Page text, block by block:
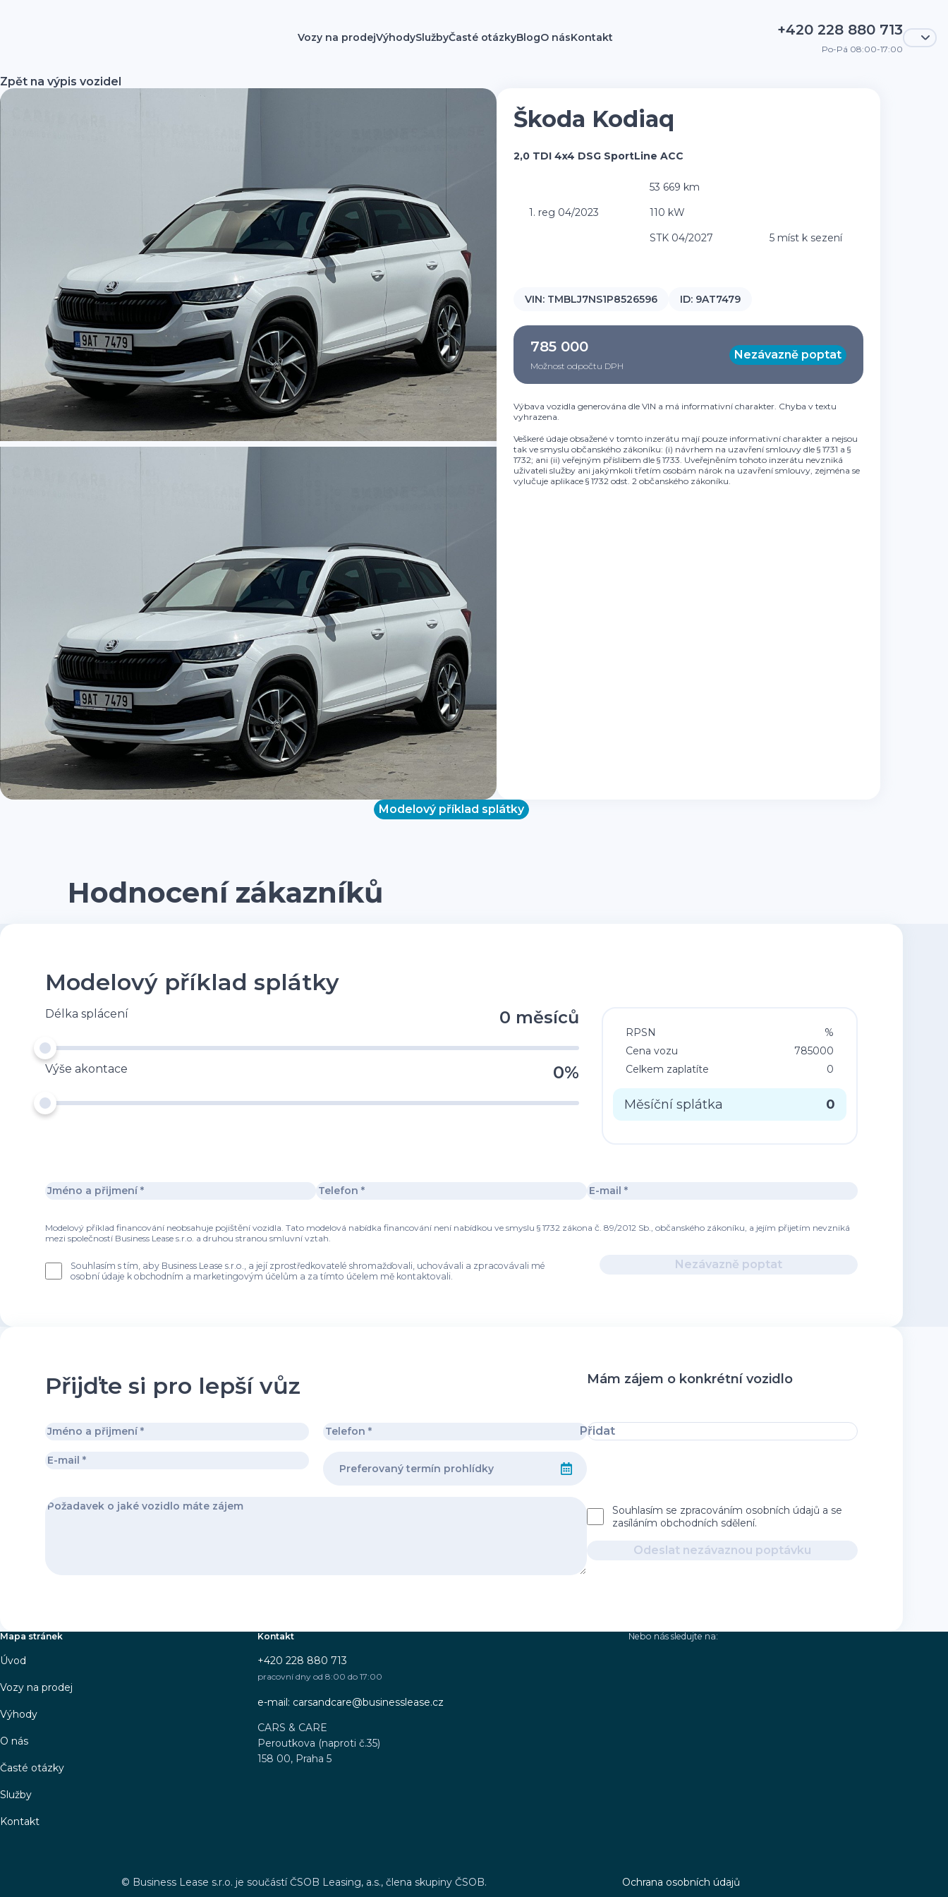
Vozy na prodejVýhodySlužbyČasté otázkyBlogO násKontakt +420 228 880 713
Po-Pá 08:00-17:00
Zpět na výpis vozidel
Škoda Kodiaq
2,0 TDI 4x4 DSG SportLine ACC
53 669 km
1. reg 04/2023
110 kW
STK 04/2027
5 míst k sezení
VIN: TMBLJ7NS1P8526596 ID: 9AT7479
785 000
Možnost odpočtu DPH
Nezávazně poptat
Výbava vozidla generována dle VIN a má informativní charakter. Chyba v textu
vyhrazena.
Veškeré údaje obsažené v tomto inzerátu mají pouze informativní charakter a nejsou
tak ve smyslu občanského zákoníku: (i) návrhem na uzavření smlouvy dle § 1731 a §
1732; ani (ii) veřejným příslibem dle § 1733. Uveřejněním tohoto inzerátu nevzniká
uživateli služby ani jakýmkoli třetím osobám nárok na uzavření smlouvy, zejména se
vylučuje aplikace § 1732 odst. 2 občanského zákoníku.
Modelový příklad splátky
Hodnocení zákazníků
Modelový příklad splátky
Délka splácení 0 měsíců
Výše akontace 0%
RPSN
%
Cena vozu
785000
Celkem zaplatíte
0
Měsíční splátka 0
Modelový příklad financování neobsahuje pojištění vozidla. Tato modelová nabídka financování není nabídkou ve smyslu § 1732 zákona č. 89/2012 Sb., občanského zákoníku, a jejím přijetím nevzniká
mezi společností Business Lease s.r.o. a druhou stranou smluvní vztah.
Souhlasím s tím, aby Business Lease s.r.o., a její zprostředkovatelé shromažďovali, uchovávali a zpracovávali mé
osobní údaje k obchodním a marketingovým účelům a za tímto účelem mě kontaktovali.
Nezávazně poptat
Přijďte si pro lepší vůz Mám zájem o konkrétní vozidlo
Přidat
Souhlasím se zpracováním osobních údajů a se
zasíláním obchodních sdělení.
Odeslat nezávaznou poptávku
Mapa stránek
Úvod
Vozy na prodej
Výhody
O nás
Časté otázky
Služby
Kontakt
Kontakt
+420 228 880 713
pracovní dny od 8:00 do 17:00
e-mail: carsandcare@businesslease.cz
CARS & CARE
Peroutkova (naproti č.35)
158 00, Praha 5
Nebo nás sledujte na:
© Business Lease s.r.o. je součástí ČSOB Leasing, a.s., člena skupiny ČSOB. Ochrana osobních údajů